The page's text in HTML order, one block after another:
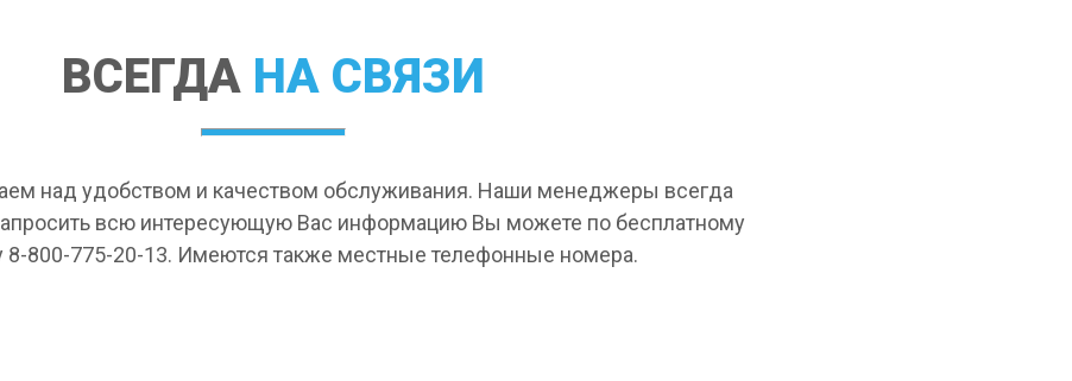
ВСЕГДА НА СВЯЗИ
над удобством и качеством обслуживания. Наши менеджеры всегда
всю интересующую Вас информацию Вы можете по бесплатному
8-800-775-20-13. Имеются также местные телефонные номера.